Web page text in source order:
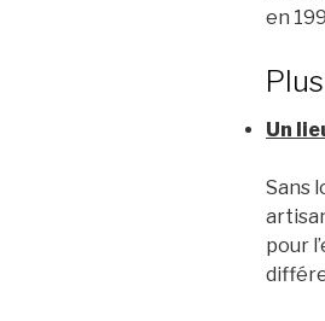
en
Un
Sans
pour